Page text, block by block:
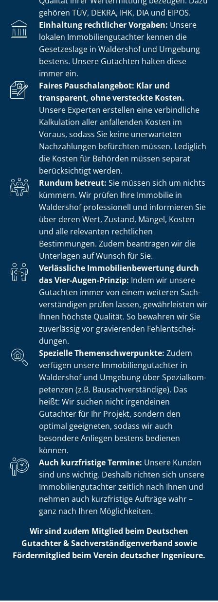
gehören TÜV, DEKRA, IHK, DIA und EIPOS.
Einhaltung rechtlicher Vorgaben: Unsere
lokalen Im­mo­bi­li­en­gut­ach­ter kennen die
Gesetzeslage in Waldershof und Umgebung
bestens. Unsere Gutachten halten diese
immer ein.
Faires Pauschalangebot: Klar und
transparent, ohne versteckte Kosten.
Unsere Experten erstellen eine verbindliche
Kalkulation aller anfallenden Kosten im
Voraus, sodass Sie keine unerwarteten
Nachzahlungen befürchten müssen. Lediglich
die Kosten für Behörden müssen separat
berücksichtigt werden.
Rundum betreut: Sie müssen sich um nichts
kümmern. Wir prüfen Ihre Immobilie in
Waldershof professionell und informieren Sie
über deren Wert, Zustand, Mängel, Kosten
und alle relevanten rechtlichen
Bestimmungen. Zudem beantragen wir die
Unterlagen auf Wunsch für Sie.
Verlässliche Im­mo­bi­li­en­be­wer­tung durch
das Vier-Augen-Prinzip: Indem wir unsere
Gutachten immer von einem weiteren Sach­
ver­stän­di­gen prüfen lassen, gewährleisten wir
Ihnen höchste Qualität. So bewahren wir Sie
zuverlässig vor gravierenden Fehl­ent­schei­
dun­gen.
Spezielle The­men­schwer­punk­te: Zudem
verfügen unsere Im­mo­bi­li­en­gut­ach­ter in
Waldershof und Umgebung über Spe­zi­al­kom­
pe­ten­zen (z.B. Bau­sach­ver­stän­di­ge). Das
heißt: Wir suchen nicht irgendeinen
Gutachter für Ihr Projekt, sondern den
optimal geeigneten, sodass wir auch
besondere Anliegen bestens bedienen
können.
Auch kurzfristige Termine: Unsere Kunden
sind uns wichtig. Deshalb richten sich unsere
Im­mo­bi­li­en­gut­ach­ter zeitlich nach Ihnen und
nehmen auch kurzfristige Aufträge wahr –
ganz nach Ihren Möglichkeiten.
Wir sind zudem Mitglied beim Deutschen
Gutachter & Sach­ver­stän­di­gen­ver­band sowie
Fördermitglied beim Verein deutscher Ingenieure.